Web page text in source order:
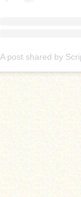
A post shared by